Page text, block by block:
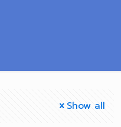
Show all